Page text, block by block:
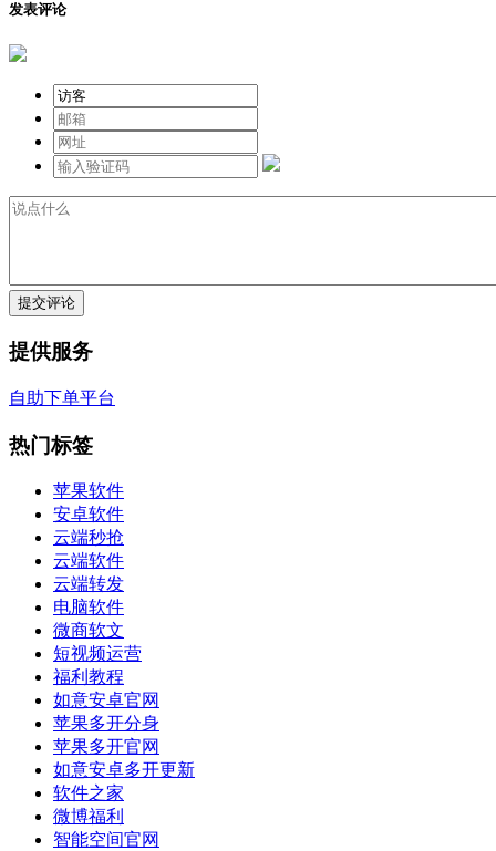
发表评论
提交评论
提供服务
自助下单平台
热门标签
苹果软件
安卓软件
云端秒抢
云端软件
云端转发
电脑软件
微商软文
短视频运营
福利教程
如意安卓官网
苹果多开分身
苹果多开官网
如意安卓多开更新
软件之家
微博福利
智能空间官网